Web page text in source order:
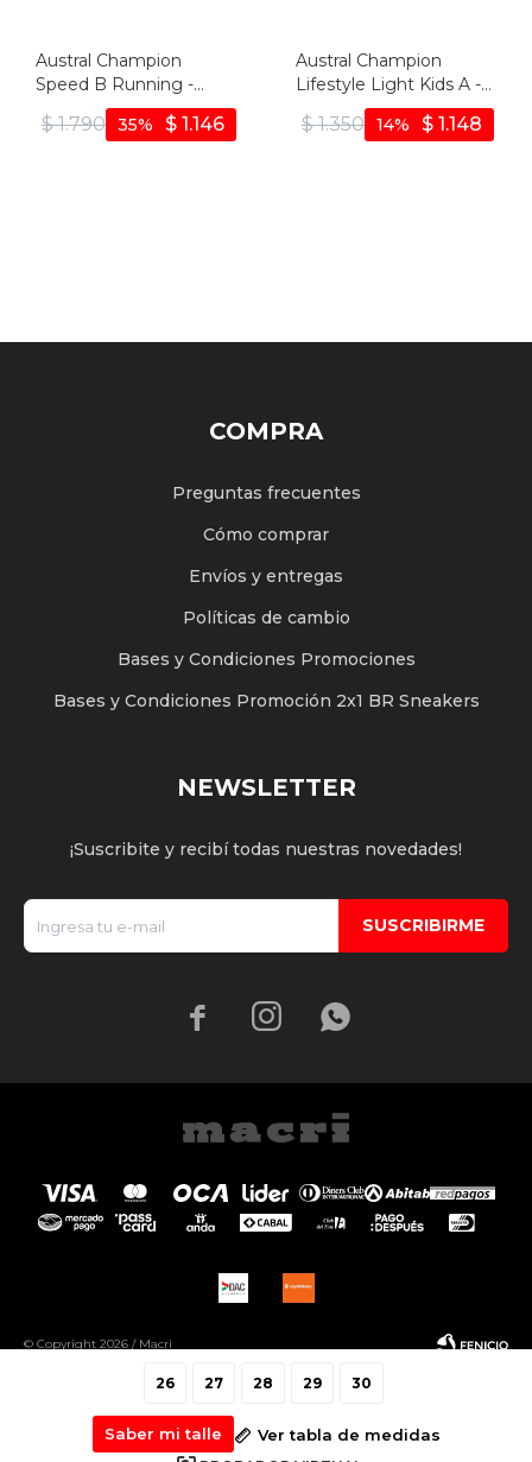
26 27 28 29 30
Saber mi talle Ver tabla de medidas
Austral Champion
Speed B Running -
Rosado/blanco -
Rosado-blanco
$ 1.790 $ 1.146
35
Austral Champion
Lifestyle Light Kids A -
Blanco/naranja - Blanco-
naranja
$ 1.350 $ 1.148
14
COMPRA
Preguntas frecuentes
Cómo comprar
Envíos y entregas
Políticas de cambio
Bases y Condiciones Promociones
Bases y Condiciones Promoción 2x1 BR Sneakers
NEWSLETTER
¡Suscribite y recibí todas nuestras novedades!
SUSCRIBIRME
  
© Copyright 2026 / Macri